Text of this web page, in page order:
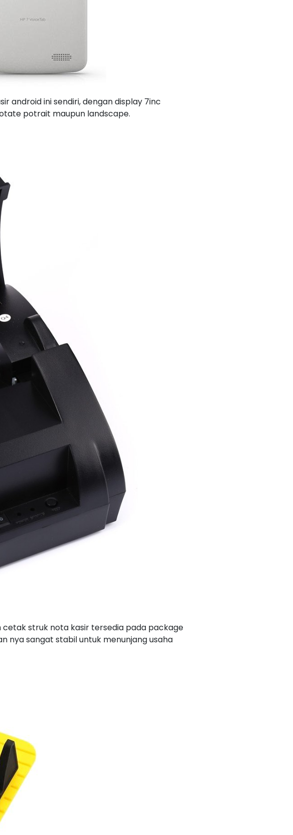
android ini sendiri, dengan display 7inc
potrait maupun landscape.
struk nota kasir tersedia pada package
nya sangat stabil untuk menunjang usaha